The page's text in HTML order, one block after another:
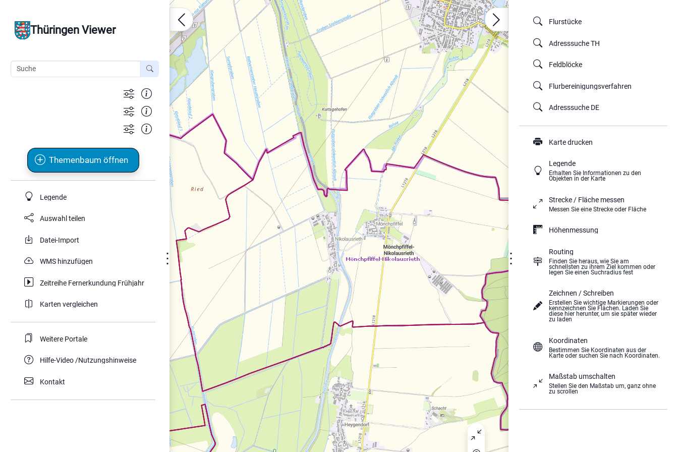
Thüringen Viewer
Themenbaum öffnen
Legende
Auswahl teilen
Datei-Import
WMS hinzufügen
Zeitreihe Fernerkundung Frühjahr
Karten vergleichen
Weitere Portale
Hilfe-Video /Nutzungshinweise
Kontakt
⋮
Flurstücke
Adresssuche TH
Feldblöcke
Flurbereinigungsverfahren
Adresssuche DE
Karte drucken
Legende
Erhalten Sie Informationen zu den
Objekten in der Karte
Strecke / Fläche messen
Messen Sie eine Strecke oder Fläche
Höhenmessung
Routing
Finden Sie heraus, wie Sie am
schnellsten zu ihrem Ziel kommen oder
legen Sie einen Suchradius fest
Zeichnen / Schreiben
Erstellen Sie wichtige Markierungen oder
kennzeichnen Sie Flächen. Laden Sie
diese hier herunter, um sie später wieder
zu laden
Koordinaten
Bestimmen Sie Koordinaten aus der
Karte oder suchen Sie nach Koordinaten.
Maßstab umschalten
Stellen Sie den Maßstab um, ganz ohne
zu scrollen
⋮